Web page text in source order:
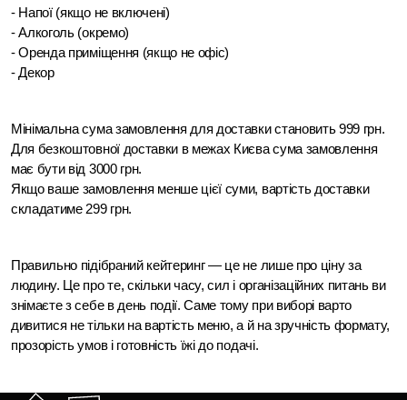
- Напої (якщо не включені)
- Алкоголь (окремо)
- Оренда приміщення (якщо не офіс)
- Декор
Мінімальна сума замовлення для доставки становить 999 грн.
Для безкоштовної доставки в межах Києва сума замовлення
має бути від 3000 грн.
Якщо ваше замовлення менше цієї суми, вартість доставки
складатиме 299 грн.
Правильно підібраний кейтеринг — це не лише про ціну за
людину. Це про те, скільки часу, сил і організаційних питань ви
знімаєте з себе в день події. Саме тому при виборі варто
дивитися не тільки на вартість меню, а й на зручність формату,
прозорість умов і готовність їжі до подачі.